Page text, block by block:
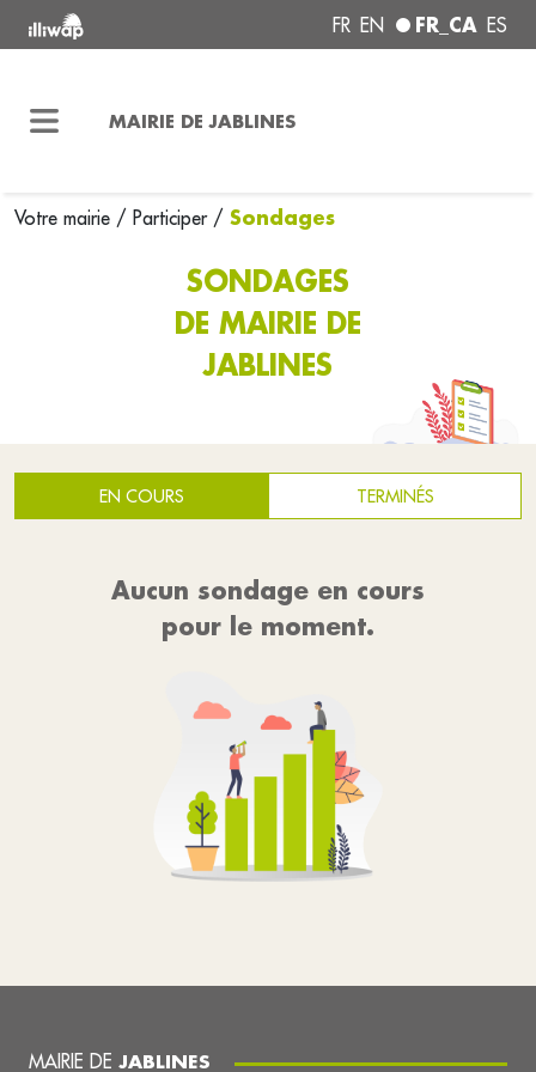
FR EN FR_CA ES
MAIRIE DE JABLINES
Votre mairie / Participer/ Sondages
SONDAGES
DE MAIRIE DE
JABLINES
EN COURS TERMINÉS
Aucun sondage en cours
pour le moment.
MAIRIE DE JABLINES